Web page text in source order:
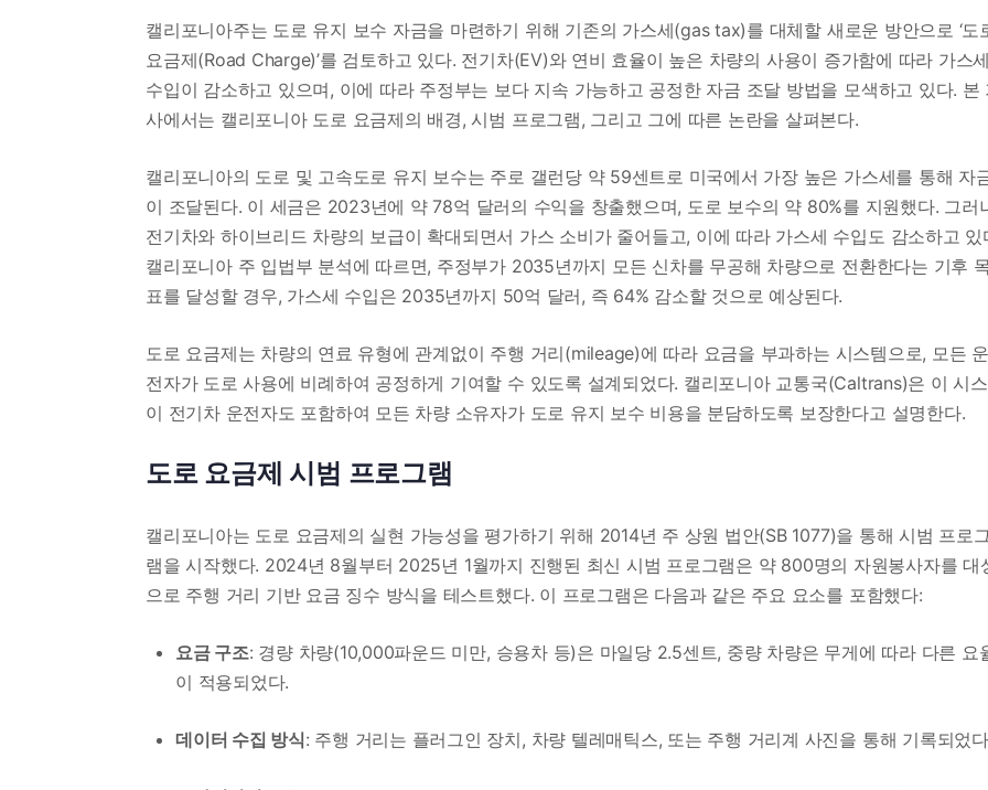
캘리포니아주는 도로 유지 보수 자금을 마련하기 위해 기존의 가스세(gas tax)를 대체할 새로운 방안으로 ‘도
요금제(Road Charge)’를 검토하고 있다. 전기차(EV)와 연비 효율이 높은 차량의 사용이 증가함에 따라 가스세
수입이 감소하고 있으며, 이에 따라 주정부는 보다 지속 가능하고 공정한 자금 조달 방법을 모색하고 있다. 본
사에서는 캘리포니아 도로 요금제의 배경, 시범 프로그램, 그리고 그에 따른 논란을 살펴본다.
캘리포니아의 도로 및 고속도로 유지 보수는 주로 갤런당 약 59센트로 미국에서 가장 높은 가스세를 통해 자
이 조달된다. 이 세금은 2023년에 약 78억 달러의 수익을 창출했으며, 도로 보수의 약 80%를 지원했다. 그러
전기차와 하이브리드 차량의 보급이 확대되면서 가스 소비가 줄어들고, 이에 따라 가스세 수입도 감소하고 있
캘리포니아 주 입법부 분석에 따르면, 주정부가 2035년까지 모든 신차를 무공해 차량으로 전환한다는 기후
표를 달성할 경우, 가스세 수입은 2035년까지 50억 달러, 즉 64% 감소할 것으로 예상된다.
도로 요금제는 차량의 연료 유형에 관계없이 주행 거리(mileage)에 따라 요금을 부과하는 시스템으로, 모든 운
전자가 도로 사용에 비례하여 공정하게 기여할 수 있도록 설계되었다. 캘리포니아 교통국(Caltrans)은 이 시
이 전기차 운전자도 포함하여 모든 차량 소유자가 도로 유지 보수 비용을 분담하도록 보장한다고 설명한다.
도로 요금제 시범 프로그램
캘리포니아는 도로 요금제의 실현 가능성을 평가하기 위해 2014년 주 상원 법안(SB 1077)을 통해 시범 프로그
램을 시작했다. 2024년 8월부터 2025년 1월까지 진행된 최신 시범 프로그램은 약 800명의 자원봉사자를 대
으로 주행 거리 기반 요금 징수 방식을 테스트했다. 이 프로그램은 다음과 같은 주요 요소를 포함했다:
요금 구조: 경량 차량(10,000파운드 미만, 승용차 등)은 마일당 2.5센트, 중량 차량은 무게에 따라 다른 요
이 적용되었다.
데이터 수집 방식: 주행 거리는 플러그인 장치, 차량 텔레매틱스, 또는 주행 거리계 사진을 통해 기록되었